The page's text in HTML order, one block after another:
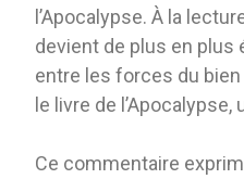
l’Apocalypse. À la
devient de plus en plus
entre les forces du
le livre de
Ce commentaire